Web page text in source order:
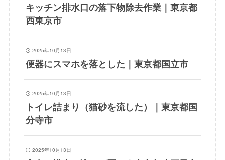
キッチン排水口の落下物除去作業｜東京都
西東京市
2025年10月13日
便器にスマホを落とした｜東京都国立市
2025年10月13日
トイレ詰まり（猫砂を流した）｜東京都国
分寺市
2025年10月13日